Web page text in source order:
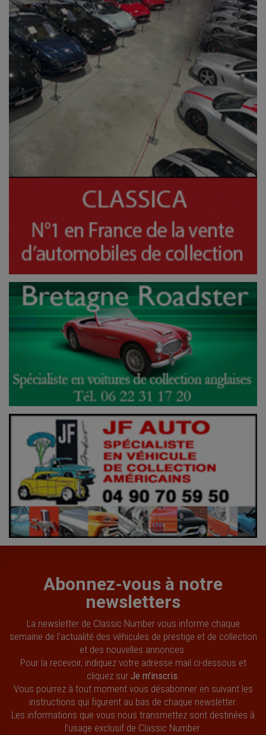
Abonnez-vous à notre
newsletters
La newsletter de Classic Number vous informe chaque
semaine de l’actualité des véhicules de prestige et de collection
et des nouvelles annonces.
Pour la recevoir, indiquez votre adresse mail ci-dessous et
cliquez sur Je m'inscris.
Vous pourrez à tout moment vous désabonner en suivant les
instructions qui figurent au bas de chaque newsletter.
Les informations que vous nous transmettez sont destinées à
l’usage exclusif de Classic Number.